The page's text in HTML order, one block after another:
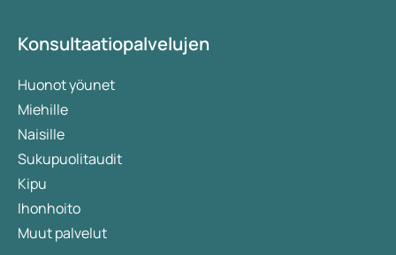
Konsultaatiopalvelujen
Huonot yöunet
Miehille
Naisille
Sukupuolitaudit
Kipu
Ihonhoito
Muut palvelut